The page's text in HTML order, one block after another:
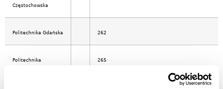
Częstochowska
Politechnika Gdańska 262
Politechnika 265